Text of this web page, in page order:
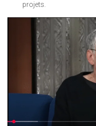
projets.